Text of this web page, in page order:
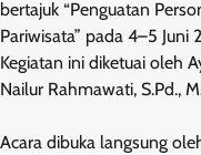
bertajuk “Penguatan
Pariwisata” pada 4–5 Juni
Kegiatan ini diketuai oleh
Nailur Rahmawati, S.Pd.,
Acara dibuka langsung